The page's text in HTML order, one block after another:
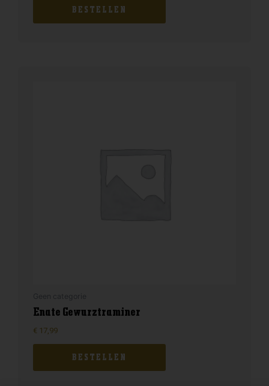
BESTELLEN
Enate Gewurztraminer
€ 17,99
BESTELLEN